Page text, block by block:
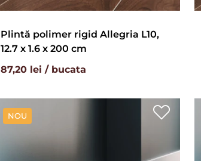
Plintă polimer rigid Allegria L10,
12.7 x 1.6 x 200 cm
87,20 lei / bucata
NOU